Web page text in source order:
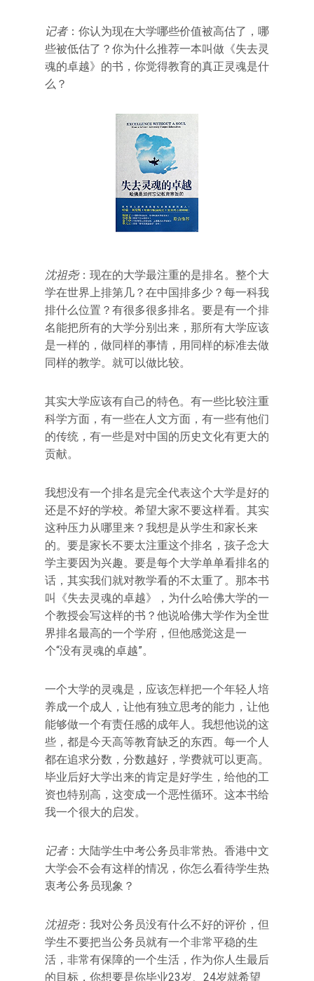
记者：你认为现在大学哪些价值被高估了，哪
些被低估了？你为什么推荐一本叫做《失去灵
魂的卓越》的书，你觉得教育的真正灵魂是什
么？
沈祖尧：现在的大学最注重的是排名。整个大
学在世界上排第几？在中国排多少？每一科我
排什么位置？有很多很多排名。要是有一个排
名能把所有的大学分别出来，那所有大学应该
是一样的，做同样的事情，用同样的标准去做
同样的教学。就可以做比较。
其实大学应该有自己的特色。有一些比较注重
科学方面，有一些在人文方面，有一些有他们
的传统，有一些是对中国的历史文化有更大的
贡献。
我想没有一个排名是完全代表这个大学是好的
还是不好的学校。希望大家不要这样看。其实
这种压力从哪里来？我想是从学生和家长来
的。要是家长不要太注重这个排名，孩子念大
学主要因为兴趣。要是每个大学单单看排名的
话，其实我们就对教学看的不太重了。那本书
叫《失去灵魂的卓越》，为什么哈佛大学的一
个教授会写这样的书？他说哈佛大学作为全世
界排名最高的一个学府，但他感觉这是一
个“没有灵魂的卓越”。
一个大学的灵魂是，应该怎样把一个年轻人培
养成一个成人，让他有独立思考的能力，让他
能够做一个有责任感的成年人。我想他说的这
些，都是今天高等教育缺乏的东西。每一个人
都在追求分数，分数越好，学费就可以更高。
毕业后好大学出来的肯定是好学生，给他的工
资也特别高，这变成一个恶性循环。这本书给
我一个很大的启发。
记者：大陆学生中考公务员非常热。香港中文
大学会不会有这样的情况，你怎么看待学生热
衷考公务员现象？
沈祖尧：我对公务员没有什么不好的评价，但
学生不要把当公务员就有一个非常平稳的生
活，非常有保障的一个生活，作为你人生最后
的目标，你想要是你毕业23岁、24岁就希望